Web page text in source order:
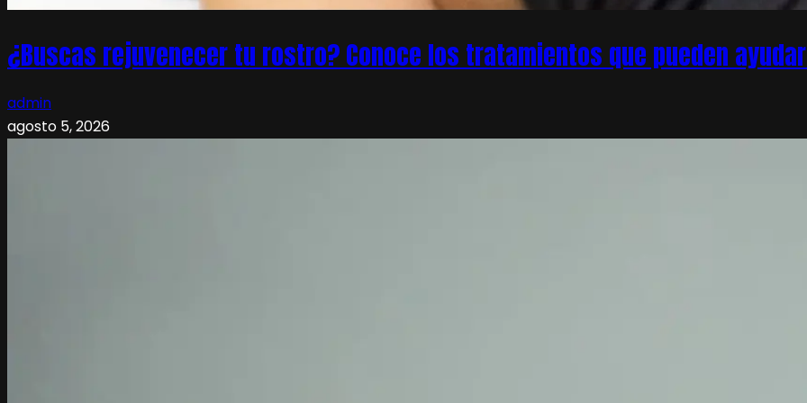
¿Buscas rejuvenecer tu rostro? Conoce los tratamientos que pueden
admin
agosto 5, 2026